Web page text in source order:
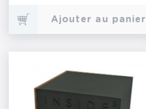
Ajouter au panier